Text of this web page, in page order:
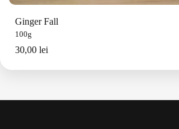
Ginger Fall
100g
30,00 lei